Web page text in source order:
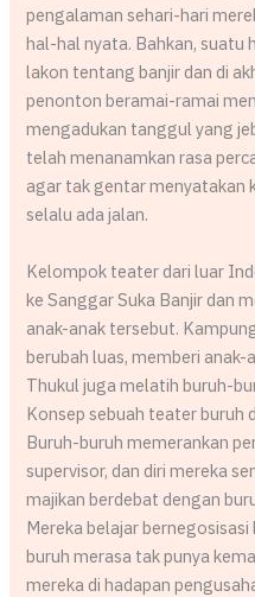
pengalaman sehari-hari
hal-hal nyata. Bahkan, suatu
lakon tentang banjir dan di
penonton beramai-ramai
mengadukan tanggul yang
telah menanamkan rasa
agar tak gentar menyatakan
selalu ada jalan.
Kelompok teater dari luar
ke Sanggar Suka Banjir dan
anak-anak tersebut.
berubah luas, memberi
Thukul juga melatih buruh-
Konsep sebuah teater buruh
Buruh-buruh memerankan
supervisor, dan diri mereka
majikan berdebat dengan
Mereka belajar
buruh merasa tak punya
mereka di hadapan